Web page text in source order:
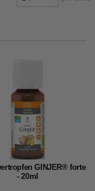
GINJER® forte
- 20ml